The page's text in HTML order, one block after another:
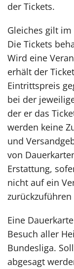
der Tickets.
Gleiches gilt im
Die Tickets
Wird eine
erhält der
Eintrittspreis
bei der
der er das
werden keine
und
von
Erstattung,
nicht auf ein
zurückzuführen
Eine
Besuch aller
Bundesliga.
abgesagt